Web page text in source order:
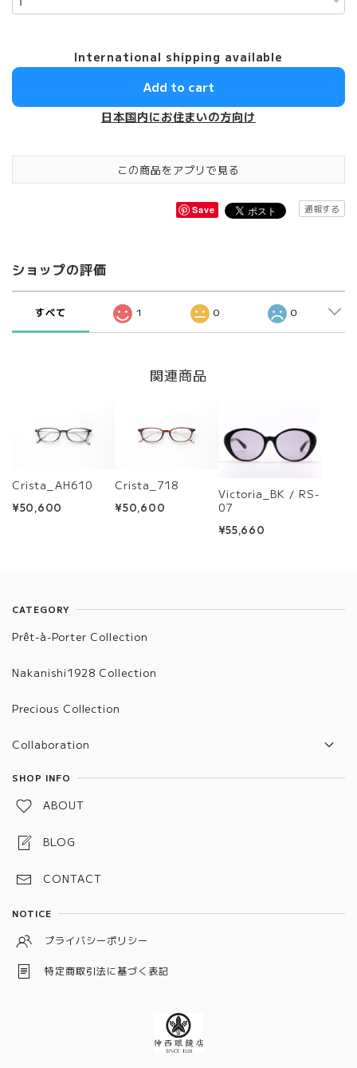
International shipping available
Add to cart
日本国内にお住まいの方向け
この商品をアプリで見る
Save 通報する
ショップの評価
すべて 1 0 0
関連商品
Crista_AH610
¥50,600
Crista_718
¥50,600
Victoria_BK / RS-
07
¥55,660
CATEGORY
Prêt-à-Porter Collection
Nakanishi1928 Collection
Precious Collection
Collaboration
TVR x Nakanishi
SHOP INFO
ABOUT
BLOG
CONTACT
NOTICE
プライバシーポリシー
特定商取引法に基づく表記